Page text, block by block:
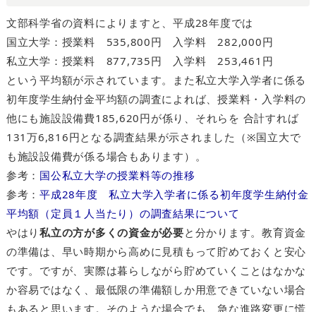
文部科学省の資料によりますと、平成28年度では
国立大学：授業料 535,800円 入学料 282,000円
私立大学：授業料 877,735円 入学料 253,461円
という平均額が示されています。また私立大学入学者に係る
初年度学生納付金平均額の調査によれば、授業料・入学料の
他にも施設設備費185,620円が係り、それらを 合計すれば
131万6,816円となる調査結果が示されました（※国立大で
も施設設備費が係る場合もあります）。
参考： 国公私立大学の授業料等の推移
参考：平成28年度 私立大学入学者に係る初年度学生納付金
平均額（定員１人当たり）の調査結果について
やはり私立の方が多くの資金が必要と分かります。教育資金
の準備は、早い時期から高めに見積もって貯めておくと安心
です。ですが、実際は暮らしながら貯めていくことはなかな
か容易ではなく、最低限の準備額しか用意できていない場合
もあると思います。そのような場合でも、急な進路変更に慌